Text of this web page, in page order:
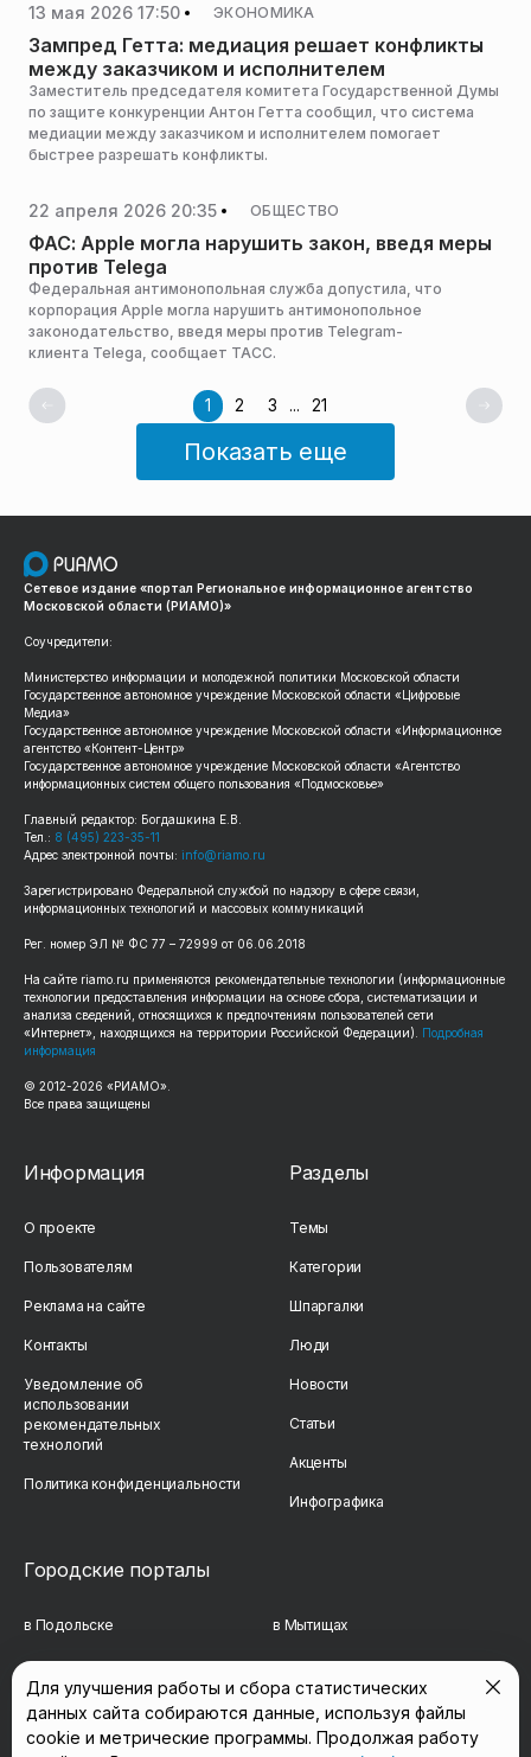
13 мая 2026 17:50 ЭКОНОМИКА
Зампред Гетта: медиация решает конфликты
между заказчиком и исполнителем
Заместитель председателя комитета Государственной Думы
по защите конкуренции Антон Гетта сообщил, что система
медиации между заказчиком и исполнителем помогает
быстрее разрешать конфликты.
22 апреля 2026 20:35 ОБЩЕСТВО
ФАС: Apple могла нарушить закон, введя меры
против Telega
Федеральная антимонопольная служба допустила, что
корпорация Apple могла нарушить антимонопольное
законодательство, введя меры против Telegram-
клиента Telega, сообщает ТАСС.
1 2 3 ... 21
Показать еще
Сетевое издание «портал Региональное информационное агентство
Московской области (РИАМО)»
Соучредители:
Министерство информации и молодежной политики Московской области
Государственное автономное учреждение Московской области «Цифровые
Медиа»
Государственное автономное учреждение Московской области «Информационное
агентство «Контент-Центр»
Государственное автономное учреждение Московской области «Агентство
информационных систем общего пользования «Подмосковье»
Главный редактор: Богдашкина Е.В.
Тел.: 8 (495) 223-35-11
Адрес электронной почты: info@riamo.ru
Зарегистрировано Федеральной службой по надзору в сфере связи,
информационных технологий и массовых коммуникаций
Рег. номер ЭЛ № ФС 77 – 72999 от 06.06.2018
На сайте riamo.ru применяются рекомендательные технологии (информационные
технологии предоставления информации на основе сбора, систематизации и
анализа сведений, относящихся к предпочтениям пользователей сети
«Интернет», находящихся на территории Российской Федерации). Подробная
информация
© 2012-2026 «РИАМО».
Все права защищены
Информация
О проекте
Пользователям
Реклама на сайте
Контакты
Уведомление об
использовании
рекомендательных
технологий
Политика конфиденциальности
Разделы
Темы
Категории
Шпаргалки
Люди
Новости
Статьи
Акценты
Инфографика
Городские порталы
в Подольске в Мытищах
в Сергиевом Посаде в Люберцах
Для улучшения работы и сбора статистических
данных сайта собираются данные, используя файлы
cookie и метрические программы. Продолжая работу